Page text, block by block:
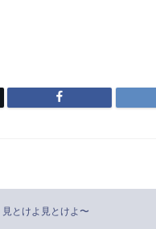
見とけよ見とけよ〜